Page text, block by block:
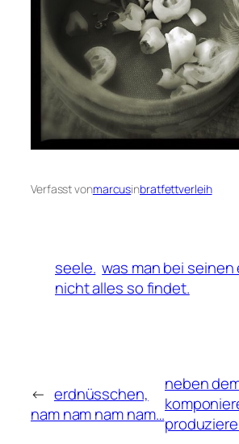
Verfasst vonmarcusinbratfettverleih
seele. was man bei seinen
nicht alles so findet.
← erdnüsschen,
nam nam nam nam…
neben